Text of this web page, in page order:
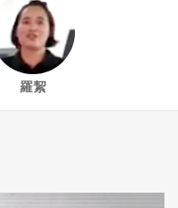
羅絜